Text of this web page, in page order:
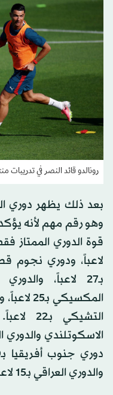
رونالدو قائد النصر في تدريبات
وهو رقم مهم لأنه
والدوري العراقي بـ15 لاعباً لكل منهما.